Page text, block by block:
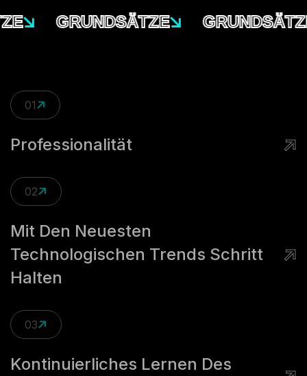
GRUNDSÄTZE GRUNDSÄTZE
01
Professionalität
02
Mit Den Neuesten
Technologischen Trends Schritt
Halten
03
Kontinuierliches Lernen Des